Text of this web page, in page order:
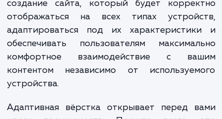
мобильного устройства, вероятнее
вернутся на него снова.
создание сайта, который будет
адаптироваться под их